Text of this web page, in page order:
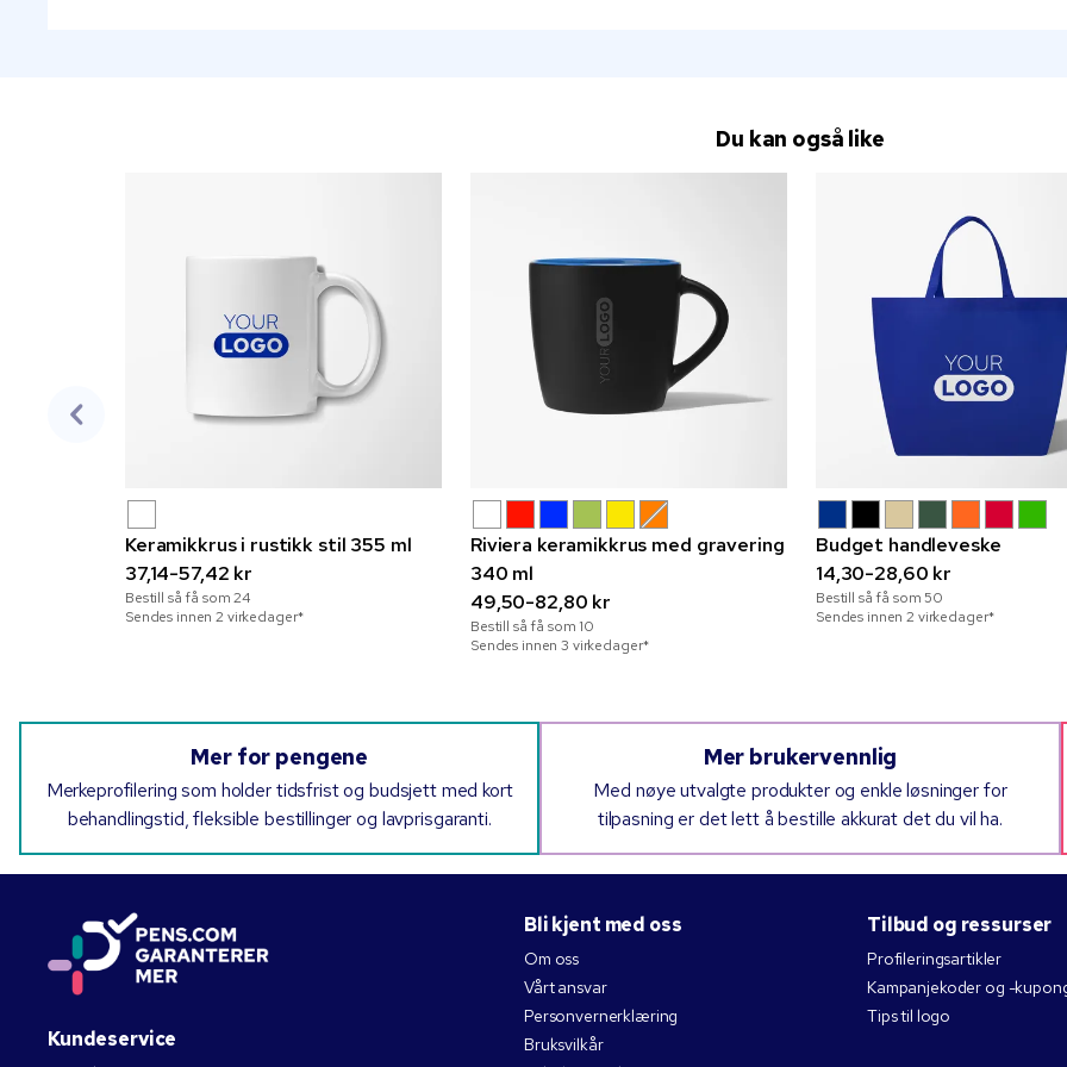
Du kan også like
Keramikkrus i rustikk stil 355 ml
37,14-57,42 kr
Bestill så få som24
Sendes innen 2 virkedager*
Riviera keramikkrus med gravering
340 ml
49,50-82,80 kr
Bestill så få som 10
Sendes innen 3 virkedager*
Budget handleveske
14,30-28,60 kr
Bestill så få som50
Sendes innen 2 virkedager*
Mer for pengene
Merkeprofilering som holder tidsfrist og budsjett med kort
behandlingstid, fleksible bestillinger og lavprisgaranti.
Mer brukervennlig
Med nøye utvalgte produkter og enkle løsninger for
tilpasning er det lett å bestille akkurat det du vil ha.
Kundeservice
Bli kjent med oss
Om oss
Vårt ansvar
Personvernerklæring
Bruksvilkår
Tilbud og ressurser
Profileringsartikler
Kampanjekoder og -
Tips til logo